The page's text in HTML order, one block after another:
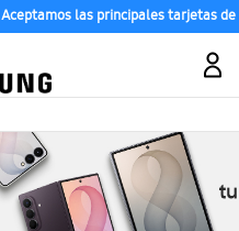
Aceptamos las principales tarjetas